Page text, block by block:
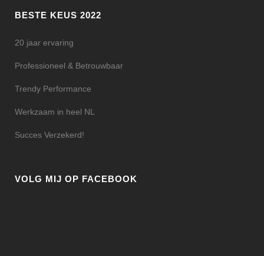
BESTE KEUS 2022
20 jaar ervaring
Professioneel & Betrouwbaar
Trendy Performance
Werkzaam in heel NL
Succes Verzekerd!
VOLG MIJ OP FACEBOOK